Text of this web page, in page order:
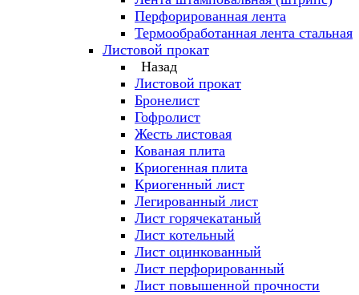
Перфорированная лента
Термообработанная лента стальная
Листовой прокат
Назад
Листовой прокат
Бронелист
Гофролист
Жесть листовая
Кованая плита
Криогенная плита
Криогенный лист
Легированный лист
Лист горячекатаный
Лист котельный
Лист оцинкованный
Лист перфорированный
Лист повышенной прочности